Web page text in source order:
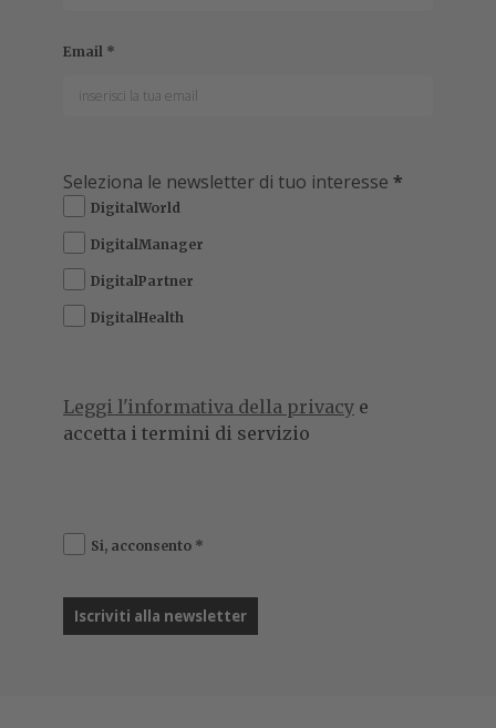
Email *
Seleziona le newsletter di tuo interesse *
DigitalWorld
DigitalManager
DigitalPartner
DigitalHealth
Leggi l'informativa della privacy e
accetta i termini di servizio
Si, acconsento *